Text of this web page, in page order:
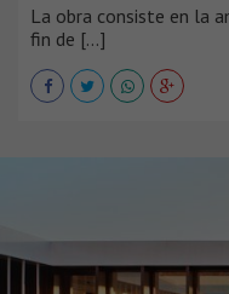
La obra consiste en la
fin de [...]